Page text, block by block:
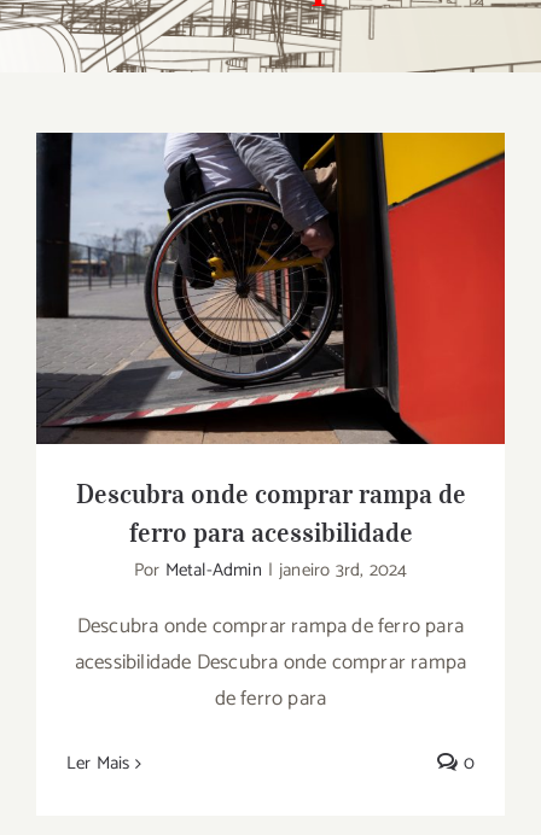
Descubra onde comprar rampa de ferro
para acessibilidade
Descubra onde comprar rampa de
ferro para acessibilidade
Por Metal-Admin | janeiro 3rd, 2024
Descubra onde comprar rampa de ferro para
acessibilidade Descubra onde comprar rampa
de ferro para
Ler Mais 0